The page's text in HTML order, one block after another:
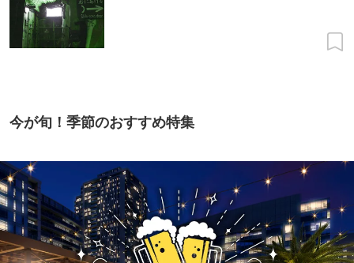
今が旬！季節のおすすめ特集